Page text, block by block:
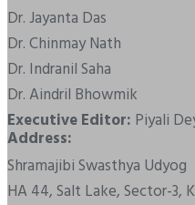
Dr. Jayanta Das
Dr. Chinmay Nath
Dr. Indranil Saha
Dr. Aindril Bhowmik
Executive Editor: Piyali
Address:
Shramajibi Swasthya Udyog
HA 44, Salt Lake, Sector-3,